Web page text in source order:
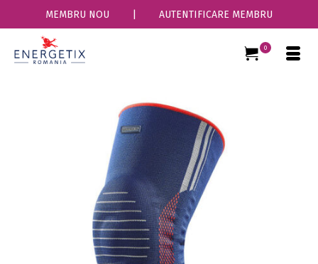
MEMBRU NOU AUTENTIFICARE MEMBRU
0